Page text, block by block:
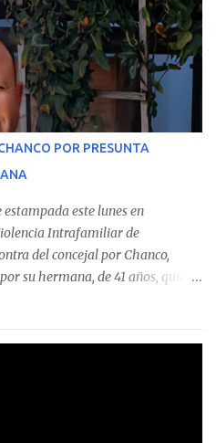
—quienes administran o
transacciones por un
enero de 2024 y junio de 2025.
en la comuna de Cauquenes se
en este tipo de
que uno de los casos
la Municipalidad de Chanco,
vigente. El informe
dinero apostado se registró en
POR PRESUNTA
este lunes en
Intrafamiliar de
del concejal por Chanco,
su hermana, de 41 años, quien
de las 11:30 horas en el